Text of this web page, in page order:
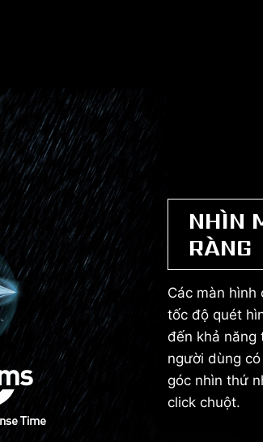
NHÌN
RÀNG
Các màn hình
tốc độ quét
đến khả năng
người dùng
góc nhìn thứ
click chuột.